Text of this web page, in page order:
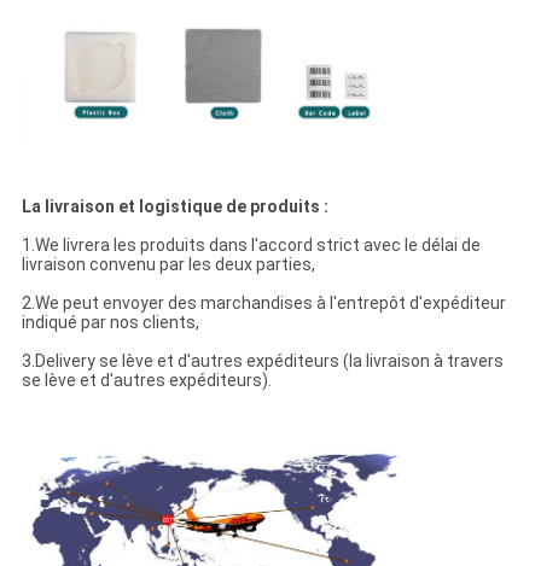
La livraison et logistique de produits :
1.We livrera les produits dans l'accord strict avec le délai de
livraison convenu par les deux parties,
2.We peut envoyer des marchandises à l'entrepôt d'expéditeur
indiqué par nos clients,
3.Delivery se lève et d'autres expéditeurs (la livraison à travers
se lève et d'autres expéditeurs).